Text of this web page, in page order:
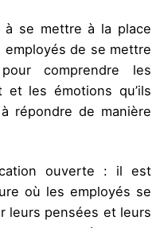
à se mettre à la place
de se mettre
comprendre les
et les émotions qu’ils
répondre de manière
ouverte : il est
où les employés se
leurs pensées et leurs